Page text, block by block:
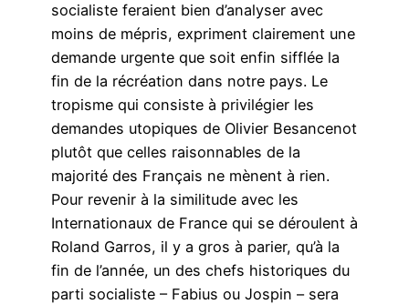
socialiste feraient bien d’analyser avec
moins de mépris, expriment clairement une
demande urgente que soit enfin sifflée la
fin de la récréation dans notre pays. Le
tropisme qui consiste à privilégier les
demandes utopiques de Olivier Besancenot
plutôt que celles raisonnables de la
majorité des Français ne mènent à rien.
Pour revenir à la similitude avec les
Internationaux de France qui se déroulent à
Roland Garros, il y a gros à parier, qu’à la
fin de l’année, un des chefs historiques du
parti socialiste – Fabius ou Jospin – sera